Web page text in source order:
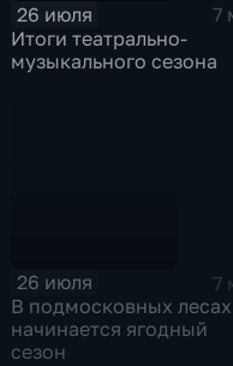
26 июля
7
Итоги театрально-
музыкального сезона
26 июля
7
В подмосковных лесах
начинается ягодный
сезон